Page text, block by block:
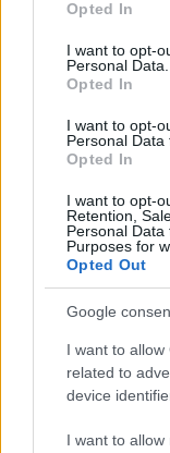
Please note that
services and may
not limited to your
grant or deny
consent section.
Opted In
I want to opt-
Personal Data.
Opted In
I want to opt-
Personal Data
Opted In
I want to opt-
Retention,
Personal
Purposes for
Opted Out
Google
I want to
related to
device
I want to